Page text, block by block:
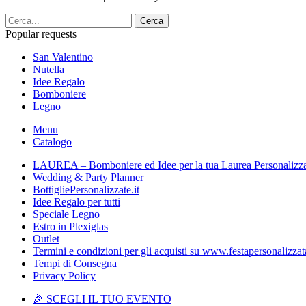
Cerca
Popular requests
San Valentino
Nutella
Idee Regalo
Bomboniere
Legno
Menu
Catalogo
LAUREA – Bomboniere ed Idee per la tua Laurea
Wedding & Party Planner
BottigliePersonalizzate.it
Idee Regalo per tutti
Speciale Legno
Estro in Plexiglas
Outlet
Termini e condizioni per gli acquisti su
Tempi di Consegna
Privacy Policy
🎉 SCEGLI IL TUO EVENTO